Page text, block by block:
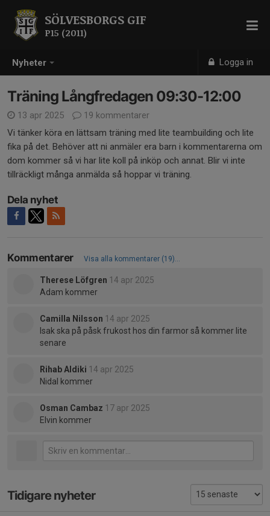
Nyheter Logga in
SÖLVESBORGS GIF
P15 (2011)
Träning Långfredagen 09:30-12:00
13 apr 2025
19 kommentarer
Vi tänker köra en lättsam träning med lite teambuilding och lite
fika på det. Behöver att ni anmäler era barn i kommentarerna om
dom kommer så vi har lite koll på inköp och annat. Blir vi inte
tillräckligt många anmälda så hoppar vi träning.
Dela nyhet
Kommentarer Visa alla kommentarer (19)...
Therese Löfgren 14 apr 2025
Adam kommer
Camilla Nilsson 14 apr 2025
Isak ska på påsk frukost hos din farmor så kommer lite
senare
Rihab Aldiki 14 apr 2025
Nidal kommer
Osman Cambaz 17 apr 2025
Elvin kommer
Tidigare nyheter